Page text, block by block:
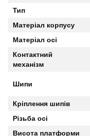
Тип
Матеріал корпусу
Матеріал осі
Контактний
механізм
Шипи
Кріплення шипів
Різьба осі
Висота платформи